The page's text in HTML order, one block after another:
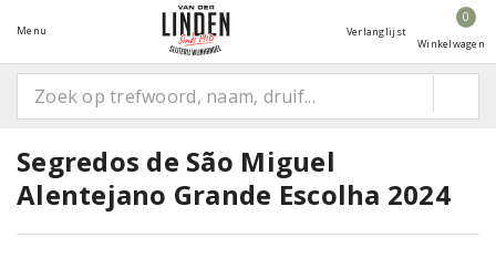
Menu Verlanglijst
0
Winkelwagen
Segredos de São Miguel
Alentejano Grande Escolha 2024